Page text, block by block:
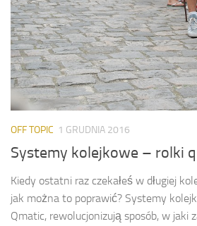
OFF TOPIC 1 GRUDNIA 2016
Systemy kolejkowe – rolki
Kiedy ostatni raz czekałeś w długiej
jak można to poprawić? Systemy
Qmatic, rewolucjonizują sposób, w jaki